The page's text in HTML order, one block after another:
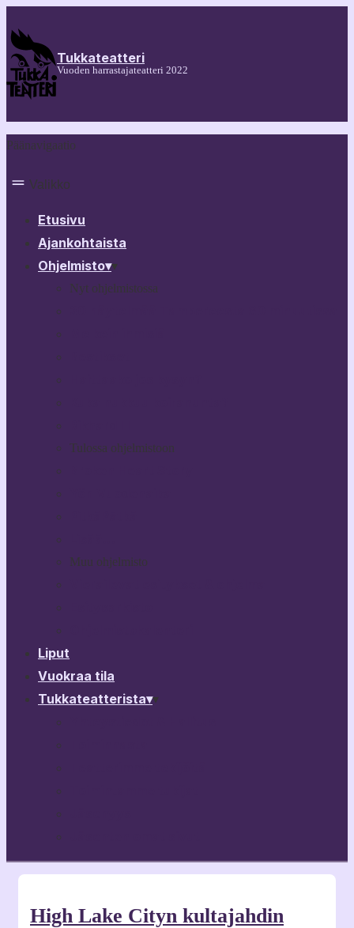
Tukkateatteri
Vuoden harrastajateatteri 2022
Päänavigaatio
Valikko
Etusivu
Ajankohtaista
Ohjelmisto▾▾
Nyt ohjelmistossa
Tulossa ohjelmistoon
Muu ohjelmisto
Liput
Vuokraa tila
Tukkateatterista▾▾
High Lake Cityn kultajahdin